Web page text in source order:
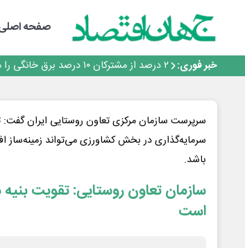
صفحه
خبر فوری: ۲ درصد از مشترکان ۱۰ درصد برق خانگی را مصرف می‌کنند!
روزنامه ۱۷ مرداد
افزایش قیمت بلیت اتوبوس فصلی شد؟
چرا بدون ثبات ارزی، صنایع بزرگ ایران
رانندگان انگلیسی به سرقت سوخت روی
۲ درصد از مشترکان ۱۰ درصد برق خانگی را مصرف می‌کنند!
سرپرست سازمان مرکزی تعاون روستایی ایران
سرمایه‌گذاری در بخش کشاورزی می‌تواند زمینه‌ساز
باشد.
سازمان تعاون روستایی: تقویت
است